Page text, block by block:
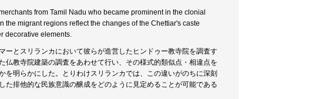
from Tamil Nadu who became prominent in the clonial
migrant regions reflect the changes of the Chettiar's caste
decorative elements.
とスリランカにおいて彼らが造営したヒンドゥー教寺院を調査す
教寺院建築の調査をあわせて行い、その様式的類似点・相違点を
明らかにした。とりわけスリランカでは、この違いがのちに深刻
排他的な民族意識の醸成をどのように見定めることが可能である